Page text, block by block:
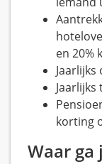
en 20%
Jaarlijks
korting
Waar